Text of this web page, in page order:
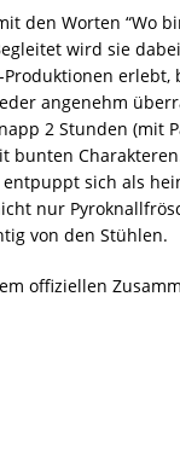
den Worten “Wo
wird sie
angenehm
2 Stunden (mit
bunten
sich als
nur
von den Stühlen.
offiziellen